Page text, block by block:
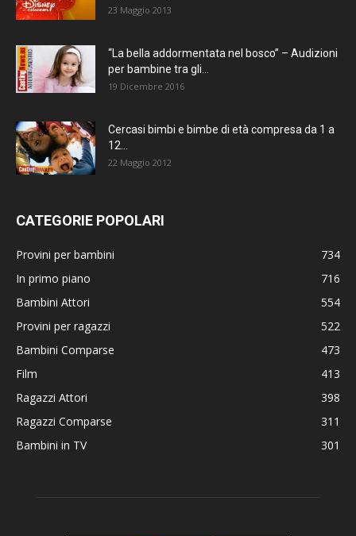
23 Maggio 2013
“La bella addormentata nel bosco” – Audizioni
per bambine tra gli...
19 Dicembre 2016
Cercasi bimbi e bimbe di età compresa da 1 a
12...
22 Maggio 2012
CATEGORIE POPOLARI
Provini per bambini
734
In primo piano
716
Bambini Attori
554
Provini per ragazzi
522
Bambini Comparse
473
Film
413
Ragazzi Attori
398
Ragazzi Comparse
311
Bambini in TV
301